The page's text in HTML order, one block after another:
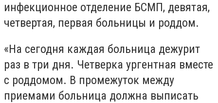
инфекционное отделение БСМП, девятая,
четвертая, первая больницы и роддом.
«На сегодня каждая больница дежурит
раз в три дня. Четверка ургентная вместе
с роддомом. В промежуток между
приемами больница должна выписать